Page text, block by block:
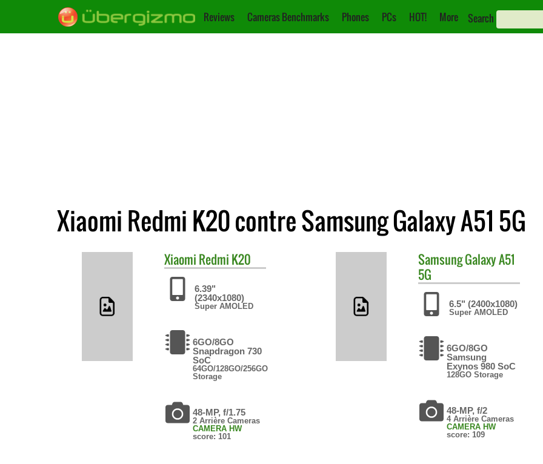
Reviews Cameras Benchmarks Phones PCs HOT! More Search
Xiaomi Redmi K20 contre Samsung Galaxy A51 5G
Xiaomi Redmi K20
6.39"
(2340x1080)
Super AMOLED
6GO/8GO
Snapdragon 730
SoC
64GO/128GO/256GO
Storage
48-MP, f/1.75
2 Arrière Cameras
CAMERA HW
score: 101
SamsungGalaxy A51
5G
6.5" (2400x1080)
Super AMOLED
6GO/8GO
Samsung
Exynos 980 SoC
128GO Storage
48-MP, f/2
4 Arrière Cameras
CAMERA HW
score: 109